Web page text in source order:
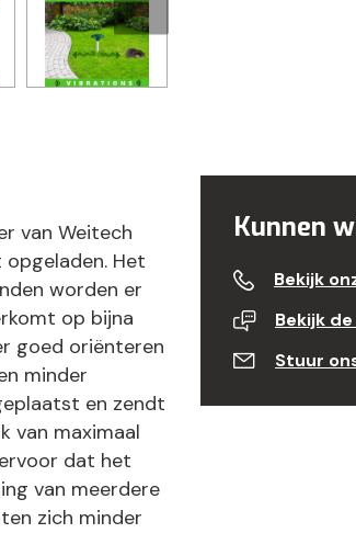
van Weitech
Het
worden er
op bijna
goed oriënteren
minder
en zendt
van maximaal
dat het
van meerdere
zich minder
Kunnen
Bekijk
Bekijk
Stuur